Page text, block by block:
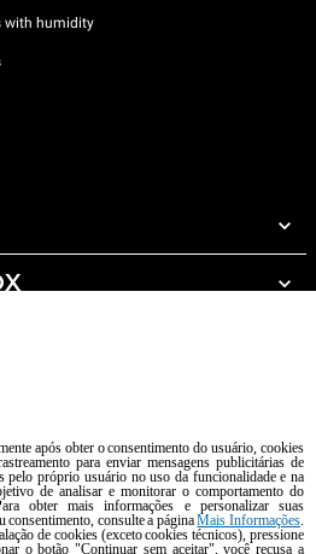
with humidity
os direitos reservados. Reg. Imp Pádua nº
372 835 - Cap. Soc € 5.000.000 i.v -. IVA /
Privacy policy Cookie policy
após obter o consentimento do usuário, cookies
para enviar mensagens publicitárias de
pelo próprio usuário no uso da funcionalidade e na
de analisar e monitorar o comportamento do
obter mais informações e personalizar suas
consentimento, consulte a páginaMais Informações.
de cookies (exceto cookies técnicos), pressione
o botão "Continuar sem aceitar", você recusa a